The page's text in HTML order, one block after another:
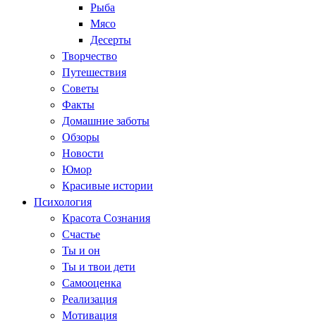
Рыба
Мясо
Десерты
Творчество
Путешествия
Советы
Факты
Домашние заботы
Обзоры
Новости
Юмор
Красивые истории
Психология
Красота Сознания
Счастье
Ты и он
Ты и твои дети
Самооценка
Реализация
Мотивация